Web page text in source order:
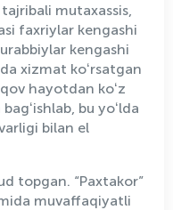
mutaxassis,
faxriylar kengashi
kengashi
xizmat koʻrsatgan
hayotdan koʻz
bu yoʻlda
bilan el
topgan. “Paxtakor”
muvaffaqiyatli